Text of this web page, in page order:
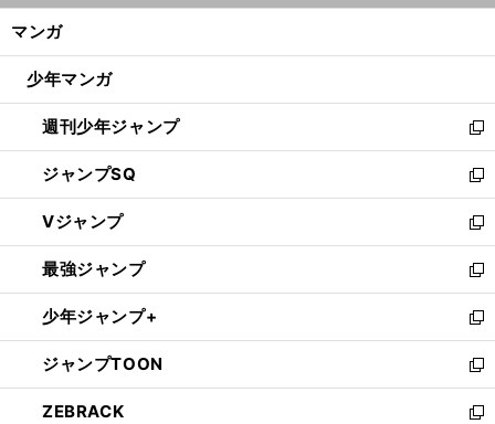
ン
ウ
開
く
マンガ
少年マンガ
週刊少年ジャンプ
新
し
い
ウ
ィ
ン
ド
ウ
で
開
く
ジャンプSQ
新
し
い
ウ
ィ
ン
ド
ウ
で
開
く
Vジャンプ
新
し
い
ウ
ィ
ン
ド
ウ
で
最強ジャンプ
新
し
い
ウ
ィ
ン
ド
少年ジャンプ+
新
し
い
ウ
ィ
ジャンプTOON
新
し
い
ZEBRACK
新